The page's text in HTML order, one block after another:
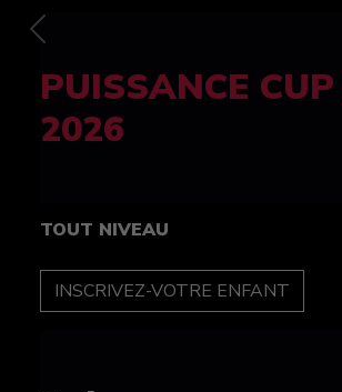
FELINE CUP
féminine
TOUT NIVEAU
INSCRIPTION
Previous